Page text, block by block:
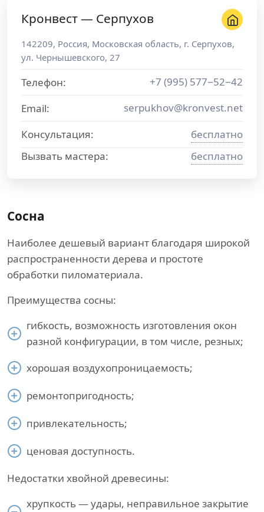
Кронвест — Серпухов
142209, Россия, Московская область, г. Серпухов,
ул. Чернышевского, 27
Телефон:
+7 (995) 577−52−42
Email:
serpukhov@kronvest.net
Консультация:
бесплатно
Вызвать мастера:
бесплатно
Сосна
Наиболее дешевый вариант благодаря широкой
распространенности дерева и простоте
обработки пиломатериала.
Преимущества сосны:
гибкость, возможность изготовления окон
разной конфигурации, в том числе, резных;
хорошая воздухопроницаемость;
ремонтопригодность;
привлекательность;
ценовая доступность.
Недостатки хвойной древесины:
хрупкость — удары, неправильное закрытие